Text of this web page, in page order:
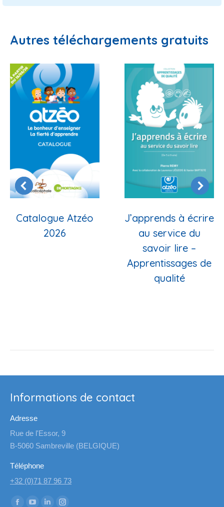
Autres téléchargements gratuits
Catalogue Atzéo
2026
J’apprends à écrire
au service du
savoir lire –
Apprentissages de
qualité
Informations de contact
Adresse
Rue de l'Essor, 9
B-5060 Sambreville (BELGIQUE)
Téléphone
+32 (0)71 87 96 73
Trouvez nous sur :